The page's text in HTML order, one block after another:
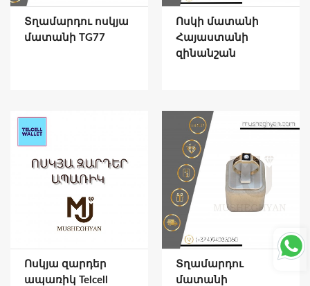
Տղամարդու ոսկյա
մատանի TG77
Ոսկի մատանի
Հայաստանի
զինանշան
Ոսկյա զարդեր
ապառիկ Telcell
Տղամարդու
մատանի